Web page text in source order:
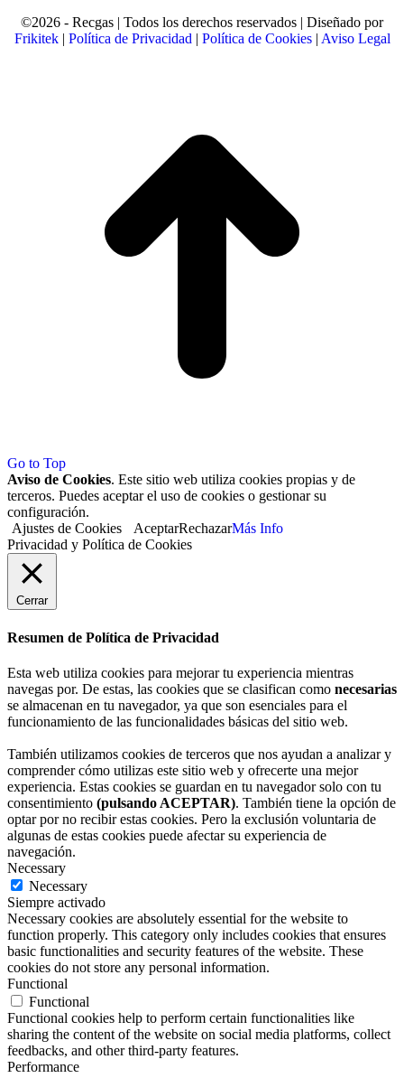
©2026 - Recgas | Todos los derechos reservados | Diseñado por
Frikitek| Política de Privacidad | Política de Cookies| Aviso Legal
Go to Top
Aviso de Cookies. Este sitio web utiliza cookies propias y de
terceros. Puedes aceptar el uso de cookies o gestionar su
configuración.
Ajustes de Cookies
AceptarRechazarMás Info
Privacidad y Política de Cookies
Cerrar
Resumen de Política de Privacidad
Esta web utiliza cookies para mejorar tu experiencia mientras
navegas por. De estas, las cookies que se clasifican como necesarias
se almacenan en tu navegador, ya que son esenciales para el
funcionamiento de las funcionalidades básicas del sitio web.
También utilizamos cookies de terceros que nos ayudan a analizar y
comprender cómo utilizas este sitio web y ofrecerte una mejor
experiencia. Estas cookies se guardan en tu navegador solo con tu
consentimiento (pulsando ACEPTAR). También tiene la opción de
optar por no recibir estas cookies. Pero la exclusión voluntaria de
algunas de estas cookies puede afectar su experiencia de
navegación.
Necessary
Necessary
Siempre activado
Necessary cookies are absolutely essential for the website to
function properly. This category only includes cookies that ensures
basic functionalities and security features of the website. These
cookies do not store any personal information.
Functional
Functional
Functional cookies help to perform certain functionalities like
sharing the content of the website on social media platforms, collect
feedbacks, and other third-party features.
Performance